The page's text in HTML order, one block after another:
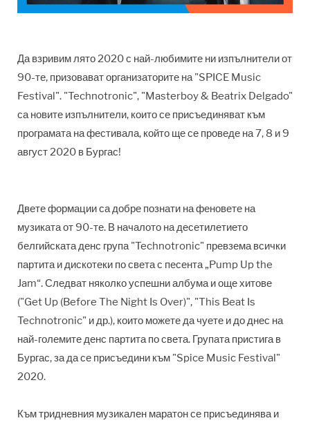
Да взривим лято 2020 с най-любимите ни изпълнители от
90-те, призовават организаторите на "SPICE Music
Festival". "Technotronic", "Masterboy& Beatrix Delgado"
са новите изпълнители, които се присъединяват към
програмата на фестивала, който ще се проведе на 7, 8 и 9
август 2020 в Бургас!
Двете формации са добре познати на феновете на
музиката от 90-те. В началото на десетилетието
белгийската денс група "Technotronic" превзема всички
партита и дискотеки по света с песента „Pump Up the
Jam“. Следват няколко успешни албума и още хитове
("Get Up (Before The Night Is Over)", "This Beat Is
Technotronic" и др.), които можете да чуете и до днес на
най-големите денс партита по света. Групата пристига в
Бургас, за да се присъедини към "Spice Music Festival"
2020.
Към тридневния музикален маратон се присъединява и